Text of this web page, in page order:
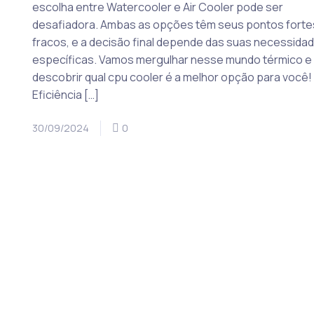
escolha entre Watercooler e Air Cooler pode ser
desafiadora. Ambas as opções têm seus pontos
fracos, e a decisão final depende das suas
específicas. Vamos mergulhar nesse mundo térmico e
descobrir qual cpu cooler é a melhor opção para você!
Eficiência […]
30/09/2024 0